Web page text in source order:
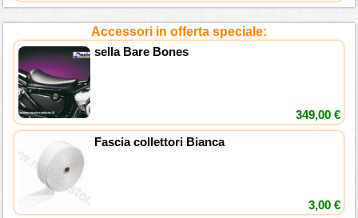
Accessori in offerta speciale:
sella Bare Bones
349,00 €
Fascia collettori Bianca
3,00 €